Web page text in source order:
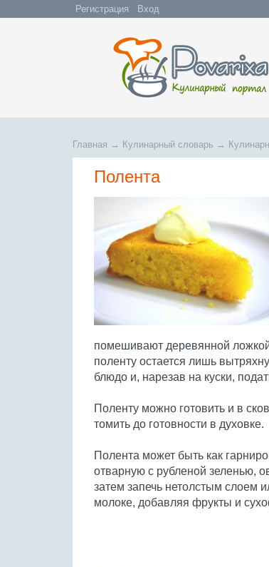
Регистрация Вход
Главная → Кулинарный словарь →
Полента
помешивают деревянной
поленту остается лишь
блюдо и, нарезав на куски,
Поленту можно готовить и в
томить до готовности в духовке.
Полента может быть как
отварную с рубленой зеленью,
затем запечь нетолстым слоем
молоке, добавляя фрукты и